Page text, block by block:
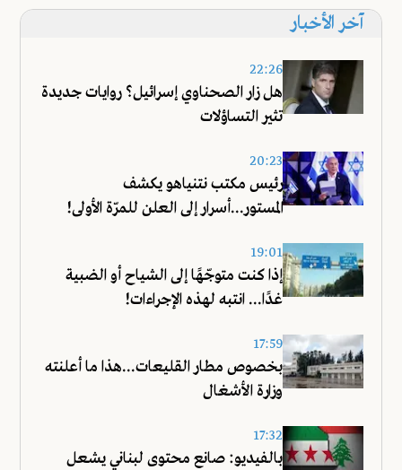
آخر الأخبار
22:26
هل زار الصحناوي إسرائيل؟ روايات جديدة
تثير التساؤلات
20:23
رئيس مكتب نتنياهو يكشف
المستور...أسرار إلى العلن للمرّة الأولى!
19:01
إذا كنت متوجّهًا إلى الشياح أو الضبية
غدًا... انتبه لهذه الإجراءات!
17:59
بخصوص مطار القليعات...هذا ما أعلنته
وزارة الأشغال
17:32
بالفيديو: صانع محتوى لبناني يشعل